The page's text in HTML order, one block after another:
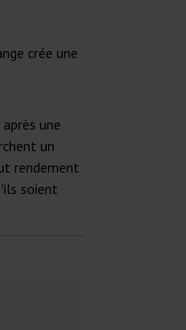
crée une
une
un
rendement
soient